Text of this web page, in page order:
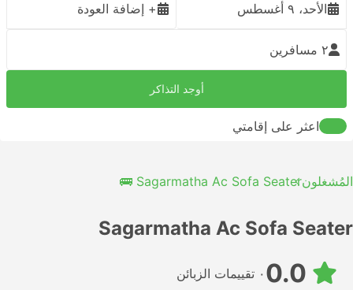
الأحد، ٩ أغسطس + إضافة العودة
٢ مسافرين
أوجد التذاكر
اعثر على إقامتي
المُشغلونSagarmatha Ac Sofa Seater 🚌
Sagarmatha Ac Sofa Seater
٠ تقييمات الزبائن